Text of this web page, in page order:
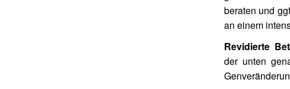
beraten und
an einem
Revidierte
der unten